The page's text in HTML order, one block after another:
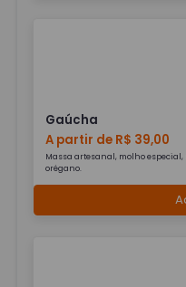
Gaúcha
A partir de R$ 39,00
Massa artesanal, molho
orégano.